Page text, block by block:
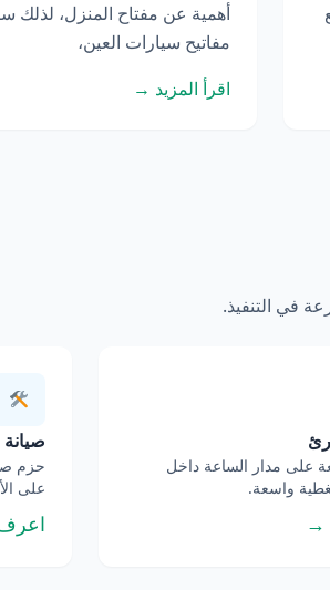
أهمية عن مفتاح المنزل، لذلك
مفاتيح سيارات العين،
اقرأ المزيد →
في التنفيذ.
على مدار الساعة داخل
واسعة.
→
حزم
على